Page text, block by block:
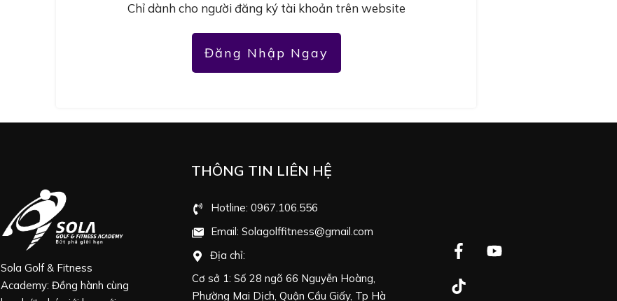
Chỉ dành cho người đăng ký tài khoản trên website
Đăng Nhập Ngay
Sola Golf & Fitness
Academy: Đồng hành cùng
THÔNG TIN LIÊN HỆ
Hotline: 0967.106.556
Email: Solagolffitness@gmail.com
Địa chỉ:
Cơ sở 1: Số 28 ngõ 66 Nguyễn Hoàng,
Phường Mai Dịch, Quận Cầu Giấy, Tp Hà